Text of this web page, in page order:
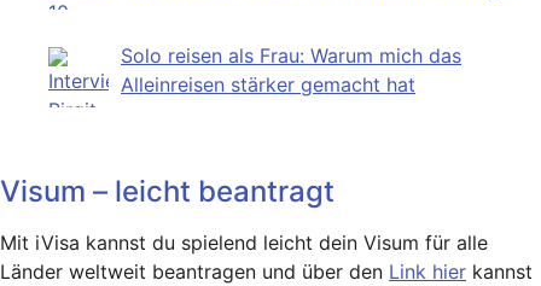
Solo reisen als Frau: Warum mich das
Alleinreisen stärker gemacht hat
Visum – leicht beantragt
Mit iVisa kannst du spielend leicht dein Visum für alle
Länder weltweit beantragen und über den Link hier kannst